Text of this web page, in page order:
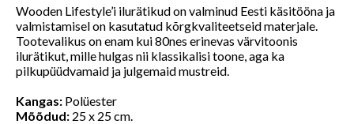
Wooden Lifestyle’i ilurätikud on valminud Eesti käsitööna ja
valmistamisel on kasutatud kõrgkvaliteetseid materjale.
Tootevalikus on enam kui 80nes erinevas värvitoonis
ilurätikut, mille hulgas nii klassikalisi toone, aga ka
pilkupüüdvamaid ja julgemaid mustreid.
Kangas: Polüester
Mõõdud: 25 x 25 cm.